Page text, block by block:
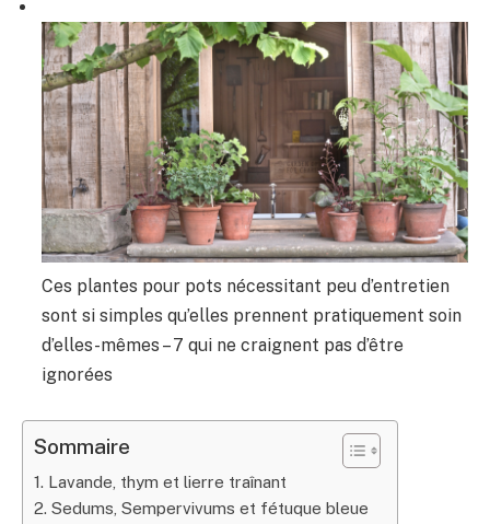
Ces plantes pour pots nécessitant peu d’entretien
sont si simples qu’elles prennent pratiquement soin
d’elles-mêmes – 7 qui ne craignent pas d’être
ignorées
Sommaire
1. Lavande, thym et lierre traînant
2. Sedums, Sempervivums et fétuque bleue